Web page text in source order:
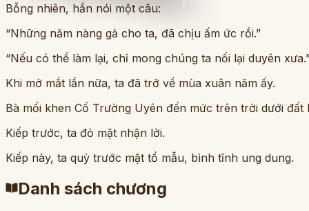
Bỗng nhiên, hắn nói một câu:
“Những năm nàng gả cho ta, đã chịu ấm ức rồi.”
“Nếu có thể làm lại, chỉ mong chúng ta nối lại duyên
Khi mở mắt lần nữa, ta đã trở về mùa xuân năm ấy.
Bà mối khen Cố Trường Uyên đến mức trên trời dưới đất
Kiếp trước, ta đỏ mặt nhận lời.
Kiếp này, ta quỳ trước mặt tổ mẫu, bình tĩnh ung dung.
Danh sách chương